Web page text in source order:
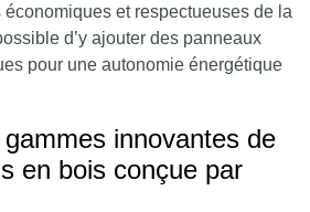
et respectueuses de la
d’y ajouter des panneaux
pour une autonomie énergétique
innovantes de
en bois conçue par